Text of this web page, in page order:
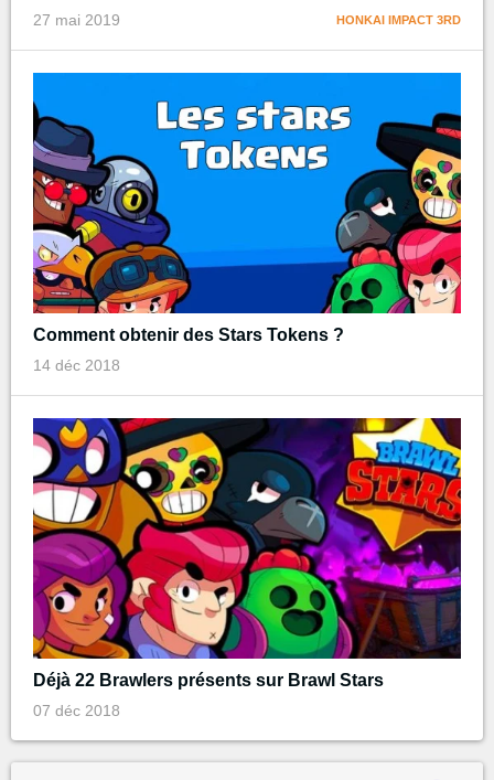
27 mai 2019 HONKAI IMPACT 3RD
Comment obtenir des Stars Tokens ?
14 déc 2018
Déjà 22 Brawlers présents sur Brawl Stars
07 déc 2018